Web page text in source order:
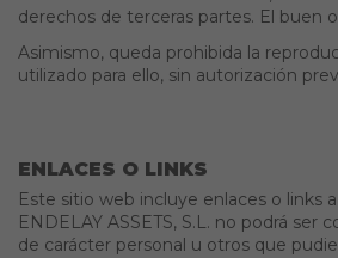
derechos de terceras partes. El buen
Asimismo, queda prohibida la
utilizado para ello, sin autorización
ENLACES O LINKS
Este sitio web incluye enlaces o links
ENDELAY ASSETS, S.L. no podrá
de carácter personal u otros que